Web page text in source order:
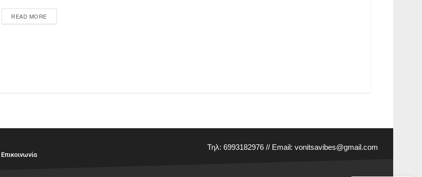
READ MORE
Επικοινωνία
Τηλ: 6993182976 // Email: vonitsavibes@gmail.com